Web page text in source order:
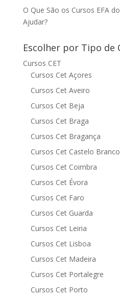
O Que São os Cursos EFA
Ajudar?
Escolher por Tipo de
Cursos CET
Cursos Cet Açores
Cursos Cet Aveiro
Cursos Cet Beja
Cursos Cet Braga
Cursos Cet Bragança
Cursos Cet Castelo Branco
Cursos Cet Coimbra
Cursos Cet Évora
Cursos Cet Faro
Cursos Cet Guarda
Cursos Cet Leiria
Cursos Cet Lisboa
Cursos Cet Madeira
Cursos Cet Portalegre
Cursos Cet Porto